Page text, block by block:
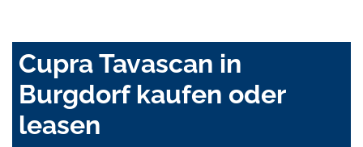
Cupra Tavascan in
Burgdorf kaufen oder
leasen